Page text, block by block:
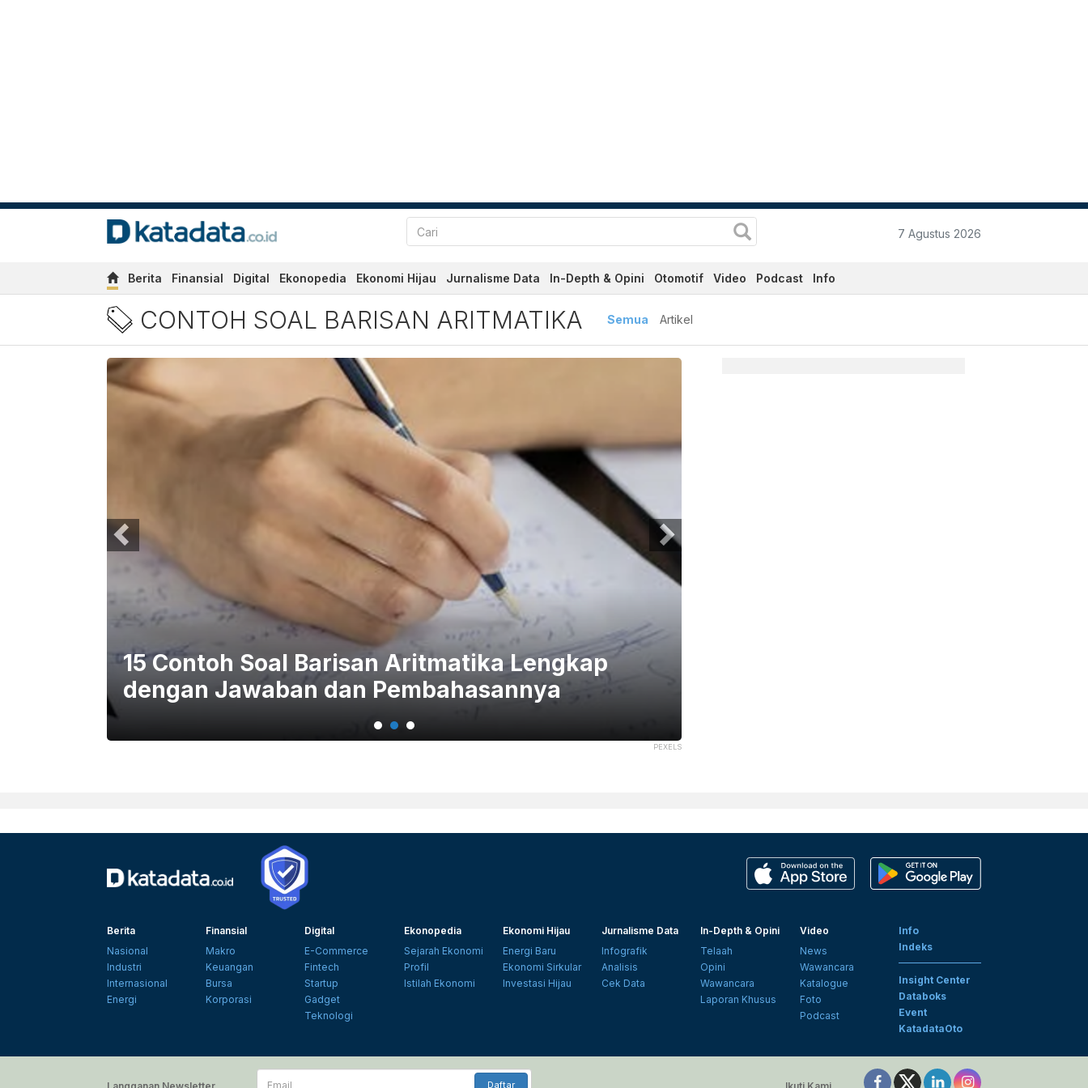
7 Agustus 2026
Berita Finansial Digital Ekonopedia Ekonomi Hijau Jurnalisme Data In-Depth & Opini Otomotif Video Podcast Info
Berita Contoh Soal Barisan Aritmatika Terbaru dan Terkini Hari Ini -
CONTOH SOAL BARISAN ARITMATIKA Semua Artikel
PEXELS
15 Contoh Soal Barisan Aritmatika Lengkap
dengan Jawaban dan Pembahasannya
Berita
Nasional
Industri
Internasional
Energi
Finansial
Makro
Keuangan
Bursa
Korporasi
Digital
E-Commerce
Fintech
Startup
Gadget
Teknologi
Ekonopedia
Sejarah Ekonomi
Profil
Istilah Ekonomi
Ekonomi Hijau
Energi Baru
Ekonomi Sirkular
Investasi Hijau
Jurnalisme Data
Infografik
Analisis
Cek Data
In-Depth & Opini
Telaah
Opini
Wawancara
Laporan Khusus
Video
News
Wawancara
Katalogue
Foto
Podcast
Info
Indeks
Insight Center
Databoks
Event
KatadataOto
Email
Daftar